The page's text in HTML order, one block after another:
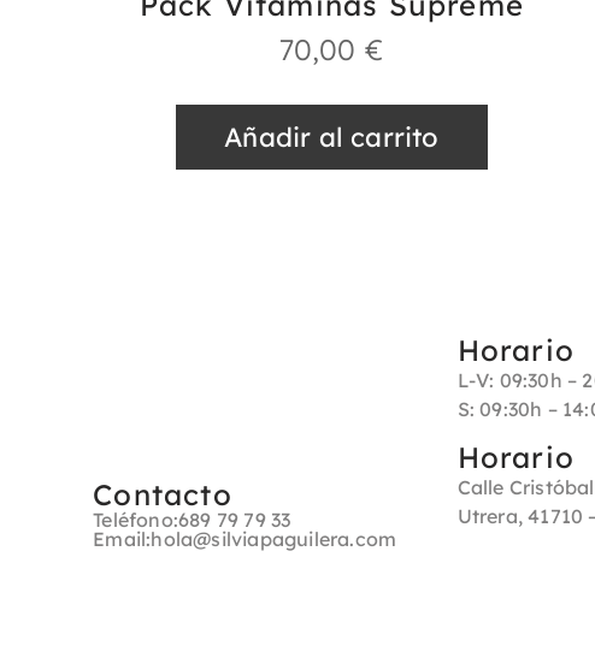
70,00 €
Añadir al carrito
Contacto
Teléfono:689 79 79 33
Email:hola@silviapaguilera.com
Horario
L-V: 09:30h –
S: 09:30h –
Horario
Calle
Utrera, 41710